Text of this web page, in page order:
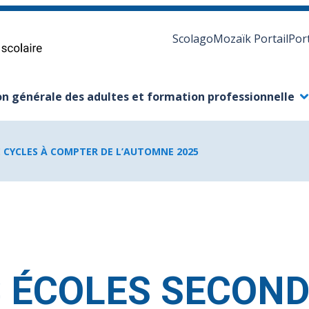
ScolagoMozaïk Portail
générale des adultes et formation professionnelle
le sous-menu
CYCLES À COMPTER DE L’AUTOMNE 2025